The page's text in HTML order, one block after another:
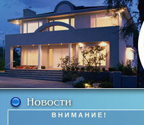
В Н И М А Н И Е !